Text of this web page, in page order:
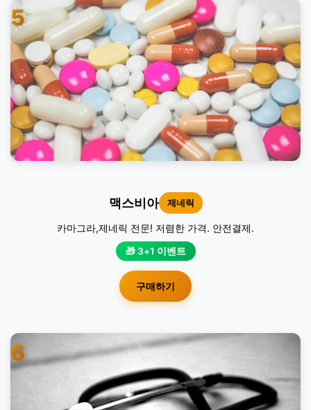
5
맥스비아 제네릭
카마그라,제네릭 전문! 저렴한 가격. 안전결제.
🎁 3+1 이벤트
구매하기
6